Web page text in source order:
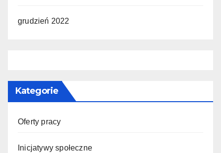
grudzień 2022
Kategorie
Oferty pracy
Inicjatywy społeczne